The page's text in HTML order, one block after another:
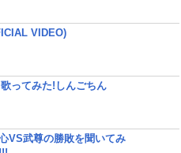
VIDEO)
ってみた!しんごちん
VS武尊の勝敗を聞いてみ